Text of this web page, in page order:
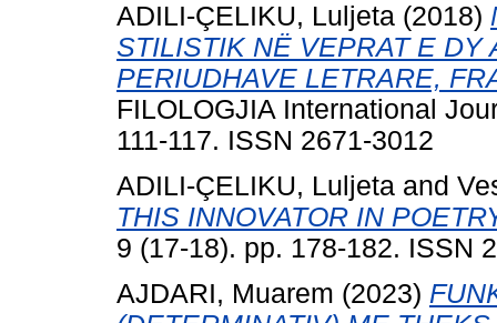
ADILI-ÇELIKU, Luljeta (2018)
STILISTIK NË VEPRAT E DY
PERIUDHAVE LETRARE,
FILOLOGJIA International
111-117. ISSN 2671-3012
ADILI-ÇELIKU, Luljeta and
THIS INNOVATOR IN
9 (17-18). pp. 178-182. ISSN
AJDARI, Muarem (2023)